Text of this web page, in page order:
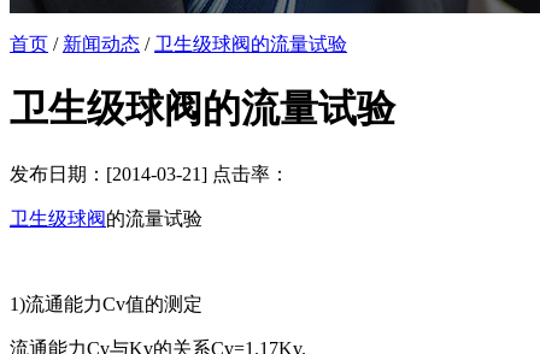
首页 / 新闻动态 / 卫生级球阀的流量试验
卫生级球阀的流量试验
发布日期：[2014-03-21] 点击率：
卫生级球阀的流量试验
1)流通能力Cv值的测定
流通能力Cv与Kv的关系Cv=1.17Kv.